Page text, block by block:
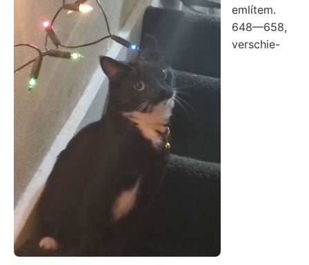
említem.
648—658,
verschie-